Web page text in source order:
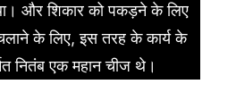
और शिकार को पकड़ने के लिए
के लिए, इस तरह के कार्य के
नितंब एक महान चीज थे।